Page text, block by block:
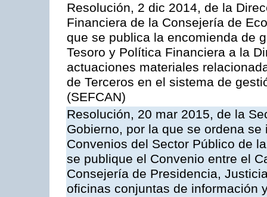
Resolución, 2 dic 2014, de la
Financiera de la Consejería de
que se publica la encomienda de
Tesoro y Política Financiera a la
actuaciones materiales
de Terceros en el sistema de
(SEFCAN)
Resolución, 20 mar 2015, de la
Gobierno, por la que se ordena
Convenios del Sector Público de
se publique el Convenio entre el
Consejería de Presidencia,
oficinas conjuntas de información